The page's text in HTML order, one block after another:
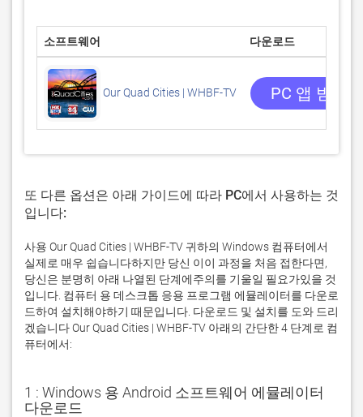
소프트웨어 다운로드
Our Quad Cities | WHBF-TV PC 앱 받기
또 다른 옵션은 아래 가이드에 따라 PC에서 사용하는 것
입니다:
사용 Our Quad Cities | WHBF-TV 귀하의 Windows 컴퓨터에서
실제로 매우 쉽습니다하지만 당신 이이 과정을 처음 접한다면,
당신은 분명히 아래 나열된 단계에주의를 기울일 필요가있을 것
입니다. 컴퓨터 용 데스크톱 응용 프로그램 에뮬레이터를 다운로
드하여 설치해야하기 때문입니다. 다운로드 및 설치를 도와 드리
겠습니다 Our Quad Cities | WHBF-TV 아래의 간단한 4 단계로 컴
퓨터에서:
1 : Windows 용 Android 소프트웨어 에뮬레이터
다운로드